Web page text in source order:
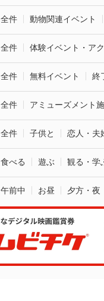
全件 動物関連イベント
全件 体験イベント・ア
全件 無料イベント 終
全件 アミューズメント
全件 子供と 恋人・夫
食べる 遊ぶ 観る・学
午前中 お昼 夕方・夜